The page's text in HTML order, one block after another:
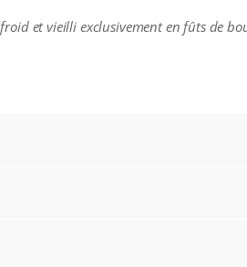
et vieilli exclusivement en fûts de